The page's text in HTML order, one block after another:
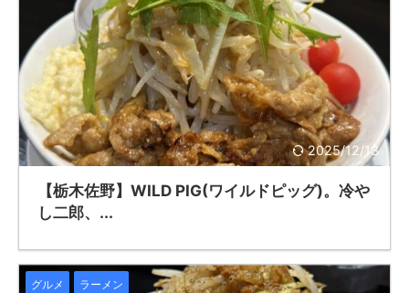
2025/12/13
【栃木佐野】WILD PIG(ワイルドピッグ)。冷や
し二郎、...
グルメ ラーメン